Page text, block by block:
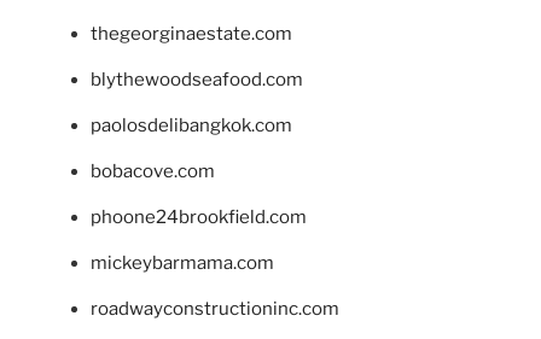
thegeorginaestate.com
blythewoodseafood.com
paolosdelibangkok.com
bobacove.com
phoone24brookfield.com
mickeybarmama.com
roadwayconstructioninc.com